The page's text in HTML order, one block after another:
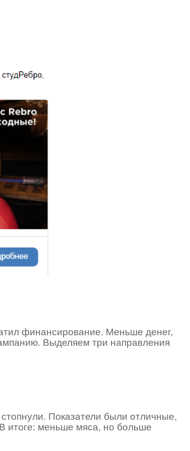
финансирование. Меньше денег,
Выделяем три направления
Показатели были отличные,
итоге: меньше мяса, но больше